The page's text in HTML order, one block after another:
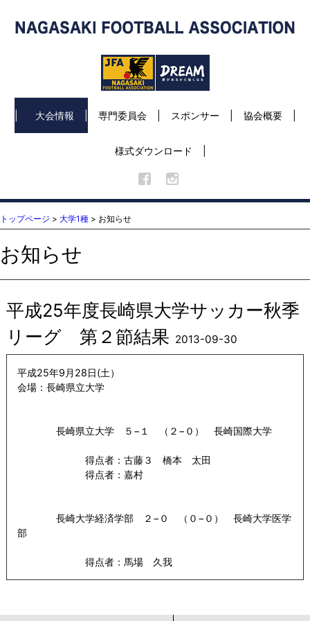
大会情報 専門委員会 スポンサー 協会概要
様式ダウンロード
トップページ > 大学1種 > お知らせ
お知らせ
平成25年度長崎県大学サッカー秋季
リーグ 第２節結果 2013-09-30
平成25年9月28日(土）
会場：長崎県立大学
長崎県立大学 ５−１ （２−０） 長崎国際大学
得点者：古藤３ 橋本 太田
得点者：嘉村
長崎大学経済学部 ２−０ （０−０） 長崎大学医学
部
得点者：馬場 久我